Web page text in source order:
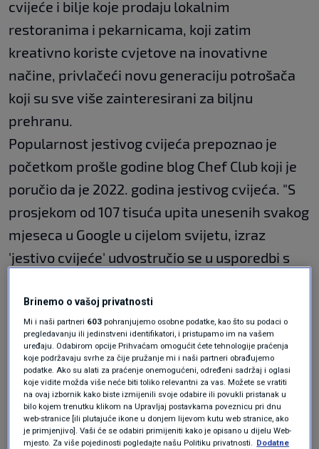
cvijeće i bilje koje prodaju lokalnim
restoranima i pekarnicama, koji zatim
kreativno koriste cvjetove na inovativne
načine, privlačeći novu generaciju potrošača
koji su sve više zainteresirani za biljnu
prehranu.
Popularnost jestivog cvijeća prepoznao je
početkom prošle godine blog Chef Club koji je
poručio da je 2022. godina jestivog cvijeća. "S
prosjekom od 107 tisuća upita unesenih svakog
mjeseca u Google u cijelom svijetu, izraz
'jestivo cvijeće' udvostručio se u usporedbi s
proizvođači odlučuju se za uzgoj jestivog
cvijeća, opskrbljujući lokalno tržište koje
poštuje ekosustav i godišnja doba", prenosi
BHG.
Mogućnosti s korištenjem jestivog cvijeća u
novinarstvu su veoma široke, dodaju. "Svježim
Brinemo o vašoj privatnosti
Mi i naši partneri 603 pohranjujemo osobne podatke, kao što su podaci o
pregledavanju ili jedinstveni identifikatori, i pristupamo im na vašem
uređaju. Odabirom opcije Prihvaćam omogućit ćete tehnologije praćenja
koje podržavaju svrhe za čije pružanje mi i naši partneri obrađujemo
podatke. Ako su alati za praćenje onemogućeni, određeni sadržaj i oglasi
koje vidite možda više neće biti toliko relevantni za vas. Možete se vratiti
na ovaj izbornik kako biste izmijenili svoje odabire ili povukli pristanak u
bilo kojem trenutku klikom na Upravljaj postavkama poveznicu pri dnu
web-stranice [ili plutajuće ikone u donjem lijevom kutu web stranice, ako
je primjenjivo]. Vaši će se odabiri primijeniti kako je opisano u dijelu Web-
mjesto. Za više pojedinosti pogledajte našu Politiku privatnosti. Dodatne